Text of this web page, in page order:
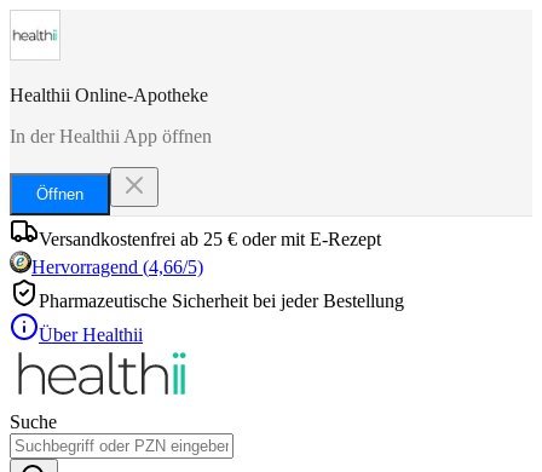
Healthii Online-Apotheke
In der Healthii App öffnen
Öffnen
Versandkostenfrei ab 25 € oder mit E-Rezept
Hervorragend (4,66/5)
Pharmazeutische Sicherheit bei jeder Bestellung
Über Healthii
Suche